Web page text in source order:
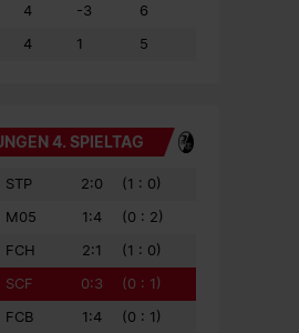
4 -3
6
4 1 5
4. SPIELTAG
STP 2:0
(1 : 0)
M05 1:4
(0 : 2)
FCH 2:1
(1 : 0)
SCF 0:3
(0 : 1)
FCB 1:4
(0 : 1)